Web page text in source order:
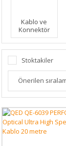
Kablo ve
Konnektör
Stoktakiler